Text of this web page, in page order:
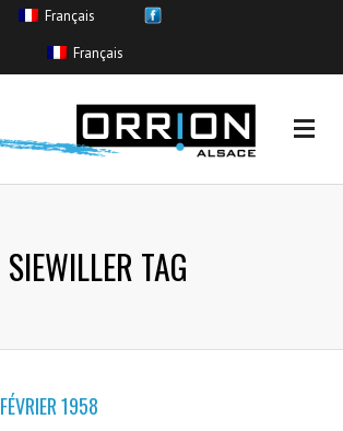
Coulée de boue(11)
Crue sans inondation(265)
Inondation(554)
Français
Français
SIEWILLER TAG
FÉVRIER 1958